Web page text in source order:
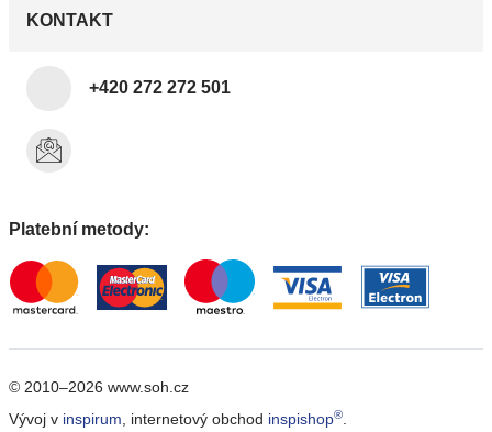
KONTAKT
+420 272 272 501
Platební metody:
© 2010–2026 www.soh.cz
Vývoj v inspirum , internetový obchod inspishop®